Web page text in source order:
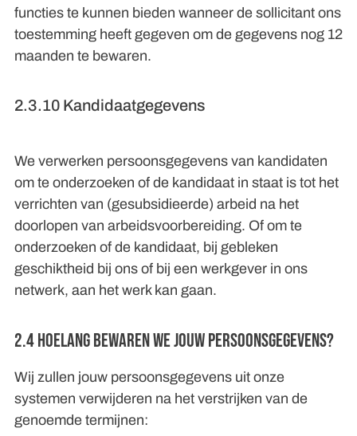
functies te kunnen bieden wanneer de sollicitant ons
toestemming heeft gegeven om de gegevens nog 12
maanden te bewaren.
2.3.10 Kandidaatgegevens
We verwerken persoonsgegevens van kandidaten
om te onderzoeken of de kandidaat in staat is tot het
verrichten van (gesubsidieerde) arbeid na het
doorlopen van arbeidsvoorbereiding. Of om te
onderzoeken of de kandidaat, bij gebleken
geschiktheid bij ons of bij een werkgever in ons
netwerk, aan het werk kan gaan.
2.4 Hoelang bewaren we jouw persoonsgegevens?
Wij zullen jouw persoonsgegevens uit onze
systemen verwijderen na het verstrijken van de
genoemde termijnen: